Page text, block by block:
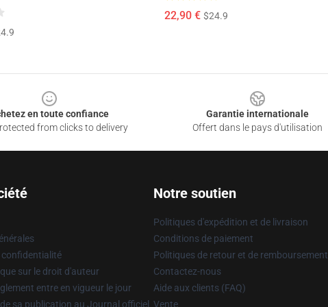
22,90 € $24.9
en toute confiance
from clicks to delivery
Garantie internationale
Offert dans le pays d'utilisation
confidentialité
sur le droit d'auteur
entre en vigueur le jour
sa publication au Journal officiel
Notre soutien
Politiques d'expédition et de livraison
Conditions de paiement
Politiques de retour et de remboursement
Contactez-nous
Aide aux clients (FAQ)
Vente